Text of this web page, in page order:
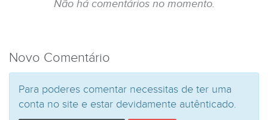
Não há comentários no momento.
Novo Comentário
Para poderes comentar necessitas de ter uma
conta no site e estar devidamente autênticado.